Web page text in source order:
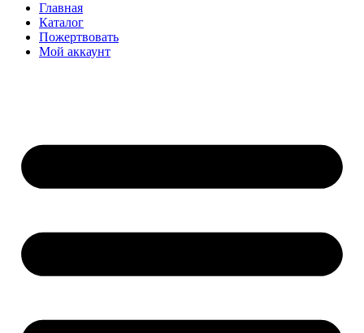
Главная
Каталог
Пожертвовать
Мой аккаунт